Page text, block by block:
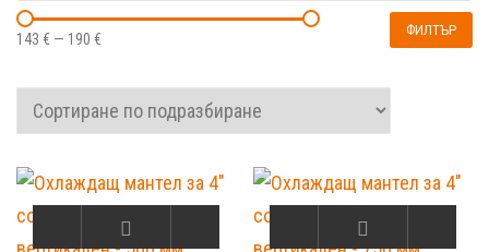
143 € — 190 €
ФИЛТЪР